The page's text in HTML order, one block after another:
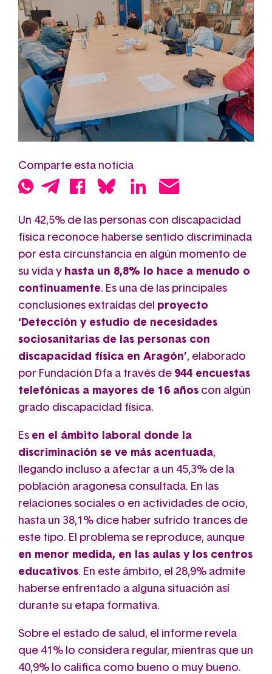
Comparte esta noticia
Un 42,5% de las personas con discapacidad
física reconoce haberse sentido discriminada
por esta circunstancia en algún momento de
su vida y hasta un 8,8% lo hace a menudo o
continuamente. Es una de las principales
conclusiones extraídas del proyecto
‘Detección y estudio de necesidades
sociosanitarias de las personas con
discapacidad física en Aragón’, elaborado
por Fundación Dfa a través de 944 encuestas
telefónicas a mayores de 16 años con algún
grado discapacidad física.
Es en el ámbito laboral donde la
discriminación se ve más acentuada,
llegando incluso a afectar a un 45,3% de la
población aragonesa consultada. En las
relaciones sociales o en actividades de ocio,
hasta un 38,1% dice haber sufrido trances de
este tipo. El problema se reproduce, aunque
en menor medida, en las aulas y los centros
educativos. En este ámbito, el 28,9% admite
haberse enfrentado a alguna situación así
durante su etapa formativa.
Sobre el estado de salud, el informe revela
que 41% lo considera regular, mientras que un
40,9% lo califica como bueno o muy bueno.